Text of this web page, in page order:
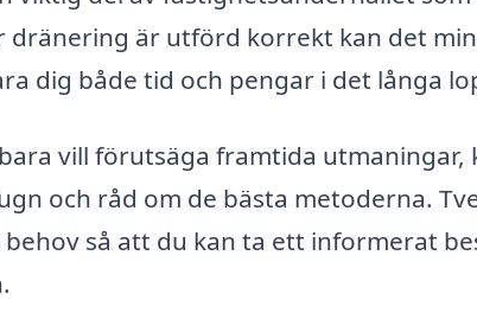
dränering är utförd korrekt kan det
dig både tid och pengar i det långa
vill förutsäga framtida utmaningar,
och råd om de bästa metoderna.
så att du kan ta ett informerat